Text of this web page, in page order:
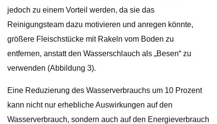
jedoch zu einem Vorteil werden, da sie das
Reinigungsteam dazu motivieren und anregen könnte,
größere Fleischstücke mit Rakeln vom Boden zu
entfernen, anstatt den Wasserschlauch als „Besen“ zu
verwenden (Abbildung 3).
Eine Reduzierung des Wasserverbrauchs um 10 Prozent
kann nicht nur erhebliche Auswirkungen auf den
Wasserverbrauch, sondern auch auf den Energieverbrauch